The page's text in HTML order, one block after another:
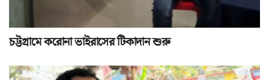
চট্টগ্রামে করোনা ভাইরাসের টিকাদান শুরু